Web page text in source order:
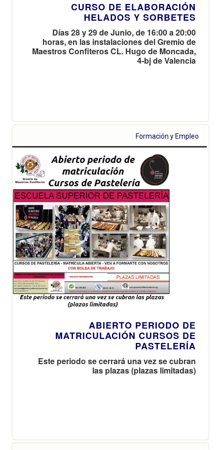
CURSO DE ELABORACIÓN
HELADOS Y SORBETES
Días 28 y 29 de Junio, de 16:00 a 20:00
horas, en las instalaciones del Gremio de
Maestros Confiteros CL. Hugo de Moncada,
4-bj de Valencia
Formación y Empleo
ABIERTO PERIODO DE
MATRICULACIÓN CURSOS DE
PASTELERÍA
Este periodo se cerrará una vez se cubran
las plazas (plazas limitadas)